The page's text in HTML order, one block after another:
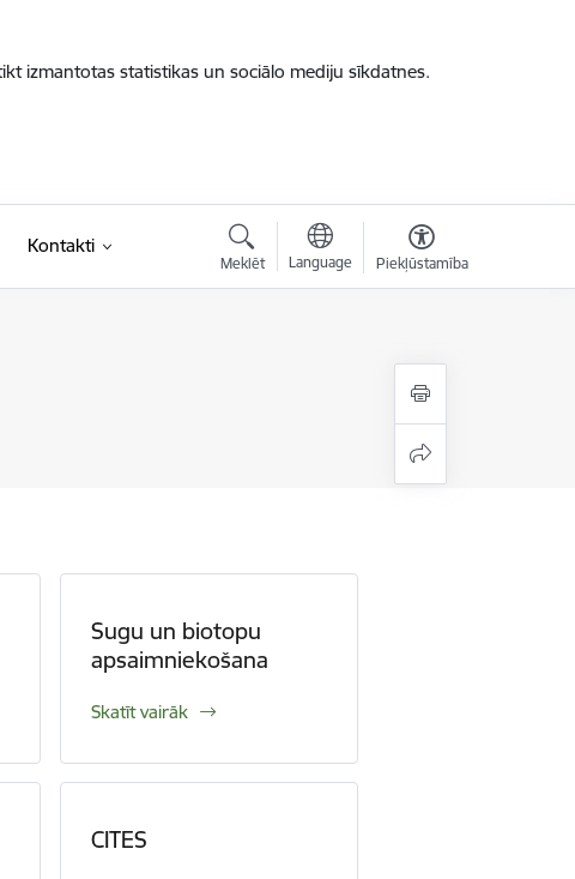
izmantotas statistikas un sociālo mediju sīkdatnes.
Kontakti
Meklēt Language Piekļūstamība
Sugu un biotopu
apsaimniekošana
Skatīt vairāk
CITES